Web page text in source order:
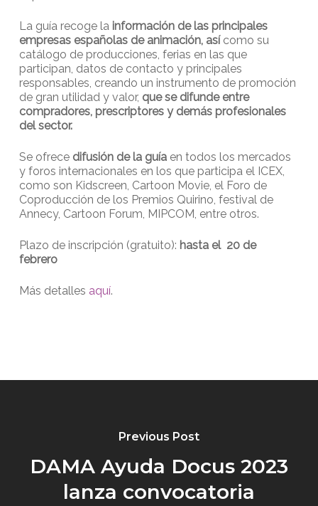
La guía recoge la información de las principales
empresas españolas de animación, asícomo su
catálogo de producciones, ferias en las que
participan, datos de contacto y principales
responsables, creando un instrumento de promoción
de gran utilidad y valor, que se difunde entre
compradores, prescriptores y demás profesionales
del sector.
Se ofrece difusión de la guíaen todos los mercados
y foros internacionales en los que participa el ICEX,
como son Kidscreen, Cartoon Movie, el Foro de
Coproducción de los Premios Quirino, festival de
Annecy, Cartoon Forum, MIPCOM, entre otros.
Plazo de inscripción (gratuito): hasta el 20 de
febrero
Más detalles aquí.
Previous Post
DAMA Ayuda Docus 2023
lanza convocatoria